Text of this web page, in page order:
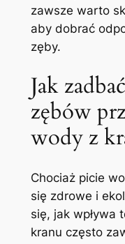
⁤zawsze warto
aby dobrać
zęby.
Jak
zębów
wody ⁤z
Chociaż picie
się zdrowe‍ i
się, jak wpływa
kranu często